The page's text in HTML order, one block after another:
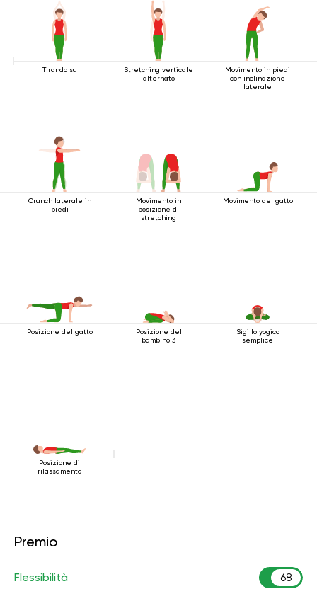
Tirando su
Stretching verticale
alternato
Movimento in piedi
con inclinazione
laterale
Crunch laterale in
piedi
Movimento in
posizione di
stretching
Movimento del gatto
Posizione del gatto
Posizione del
bambino 3
Sigillo yogico
semplice
Posizione di
rilassamento
Premio
Flessibilità 68